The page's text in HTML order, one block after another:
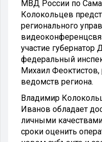
МВД России по
Колокольцев
регионального
участие
федеральный
Михаил
ведомств региона.
Владимир
Иванов обладает
личными
сроки оценить